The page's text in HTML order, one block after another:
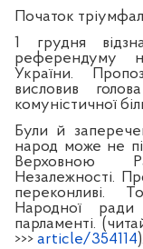
Початок
1 грудня
референдуму
України.
висловив
комуністичної
Були й
народ може не
Верховною
Незалежності.
переконливі.
Народної
парламенті.
>>> article/354114).